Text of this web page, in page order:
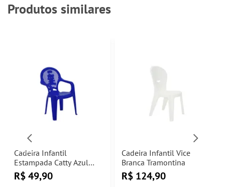
Produtos similares
Cadeira Infantil
Estampada Catty Azul
Tramontina
R$ 49,90
Cadeira Infantil Vice
Branca Tramontina
R$ 124,90